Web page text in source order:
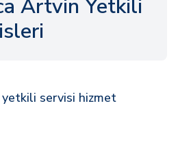
Artvin Yetkili
servisi hizmet